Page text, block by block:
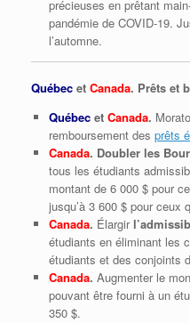
précieuses en prêtant
pandémie de COVID‑19.
l’automne.
Québec et Canada. Prêts et
Québecet Canada.
remboursement des prêts
Canada. Doubler les
tous les étudiants
montant de 6 000 $ pour
jusqu’à 3 600 $ pour ceux
Canada. Élargir
étudiants en éliminant les
étudiants et des conjoints
Canada. Augmenter le
pouvant être fourni à un
350 $.